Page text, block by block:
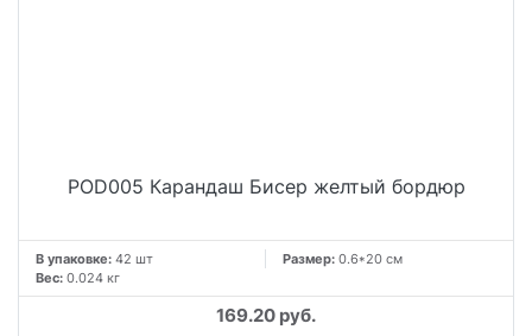
POD005 Карандаш Бисер желтый бордюр
В упаковке: 42 шт Размер: 0.6*20 см
Вес: 0.024 кг
169.20 руб.